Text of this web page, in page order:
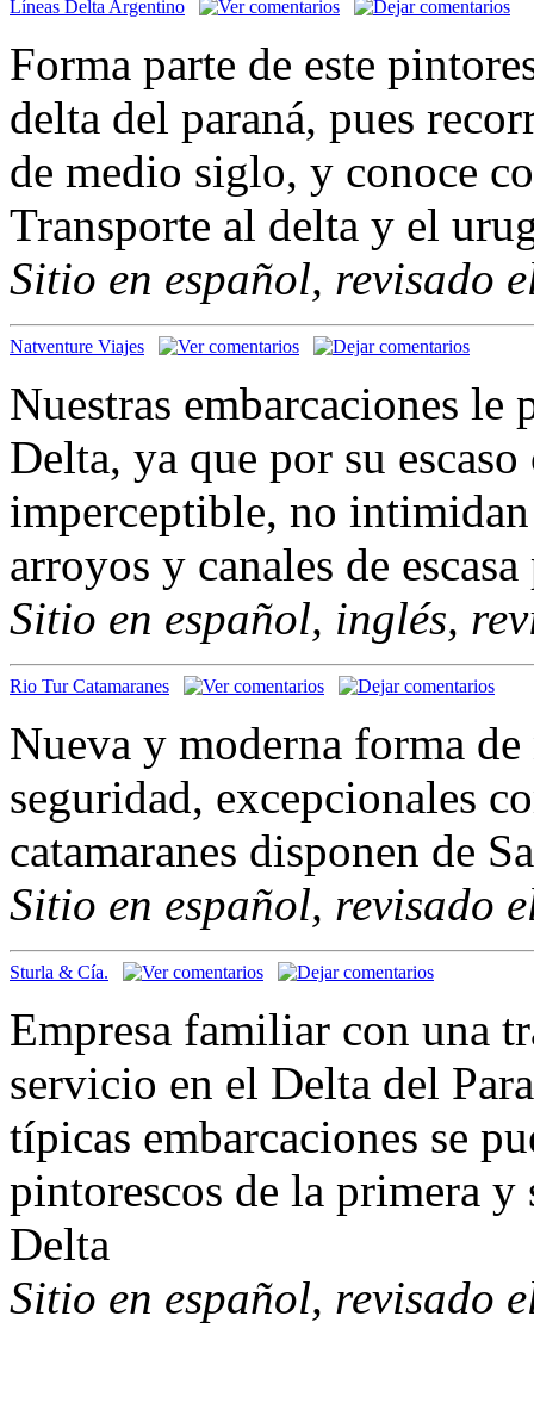
Líneas Delta Argentino
Forma parte de este
delta del paraná, pues
de medio siglo, y conoce
Transporte al delta y el
Sitio en español, revisado
Natventure Viajes
Nuestras embarcaciones
Delta, ya que por su
imperceptible, no
arroyos y canales de
Sitio en español, inglés,
Rio Tur Catamaranes
Nueva y moderna forma
seguridad, excepcionales
catamaranes disponen de
Sitio en español, revisado
Sturla & Cía.
Empresa familiar con una
servicio en el Delta del
típicas embarcaciones se
pintorescos de la primera y
Delta
Sitio en español, revisado